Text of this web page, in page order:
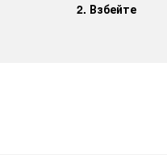
2. Взбейте